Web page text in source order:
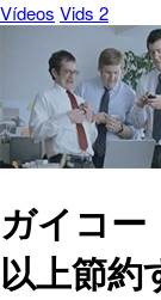
Vídeos Vids 2
ガイコー
以上節約